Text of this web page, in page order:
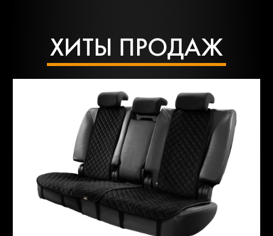
ХИТЫ ПРОДАЖ